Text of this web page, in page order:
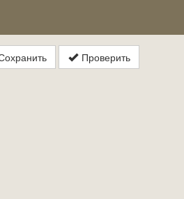
Проверить